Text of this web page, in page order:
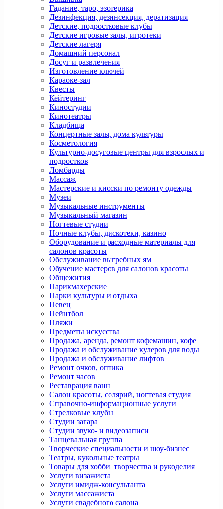
Гадание, таро, эзотерика
Дeзинфекция, дeзинсекция, дератизация
Детские, подростковые клубы
Детские игровые залы, игротеки
Детские лагеря
Домашний персонал
Досуг и развлечения
Изготовление ключей
Караоке-зал
Квесты
Кейтеринг
Киностудии
Кинотеатры
Кладбища
Концертные залы, дома культуры
Косметология
Культурно-досуговые центры для взрослых и
подростков
Ломбарды
Массаж
Мастерские и киоски по ремонту одежды
Музеи
Музыкальные инструменты
Музыкальный магазин
Ногтевые студии
Ночные клубы, дискотеки, казино
Оборудование и расходные материалы для
салонов красоты
Обслуживание выгребных ям
Обучение мастеров для салонов красоты
Общежития
Парикмахерские
Парки культуры и отдыха
Певец
Пейнтбол
Пляжи
Предметы искусства
Продажа, аренда, ремонт кофемашин, кофе
Продажа и обслуживание кулеров для воды
Продажа и обслуживание лифтов
Ремонт очков, оптика
Ремонт часов
Реставрация ванн
Салон красоты, солярий, ногтевая студия
Справочно-информационные услуги
Стрелковые клубы
Студии загара
Студии звуко- и видеозаписи
Танцевальная группа
Творческие специальности и шоу-бизнес
Театры, кукольные театры
Товары для хобби, творчества и рукоделия
Услуги визажиста
Услуги имидж-консультанта
Услуги массажиста
Услуги свадебного салона